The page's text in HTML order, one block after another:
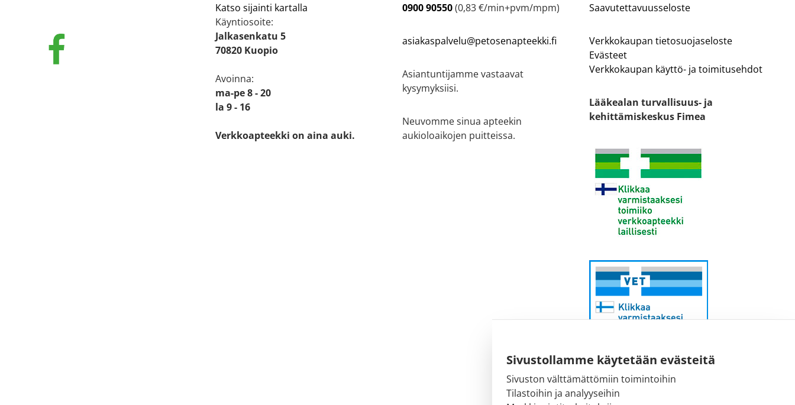
Sivustollamme käytetään evästeitä
Sivuston välttämättömiin toimintoihin
Tilastoihin ja analyyseihin
Katso sijainti kartalla
Käyntiosoite:
Jalkasenkatu 5
70820 Kuopio
Avoinna:
ma-pe 8 - 20
la 9 - 16
Verkkoapteekki on aina auki.
0900 90550(0,83 €/min+pvm/mpm)
asiakaspalvelu@petosenapteekki.fi
Asiantuntijamme vastaavat
kysymyksiisi.
Neuvomme sinua apteekin
aukioloaikojen puitteissa.
Saavutettavuusseloste
Verkkokaupan tietosuojaseloste
Evästeet
Verkkokaupan käyttö- ja toimitusehdot
Lääkealan turvallisuus- ja
kehittämiskeskus Fimea
Sähköpostiosoite:
kirjaamo@fimea.fi